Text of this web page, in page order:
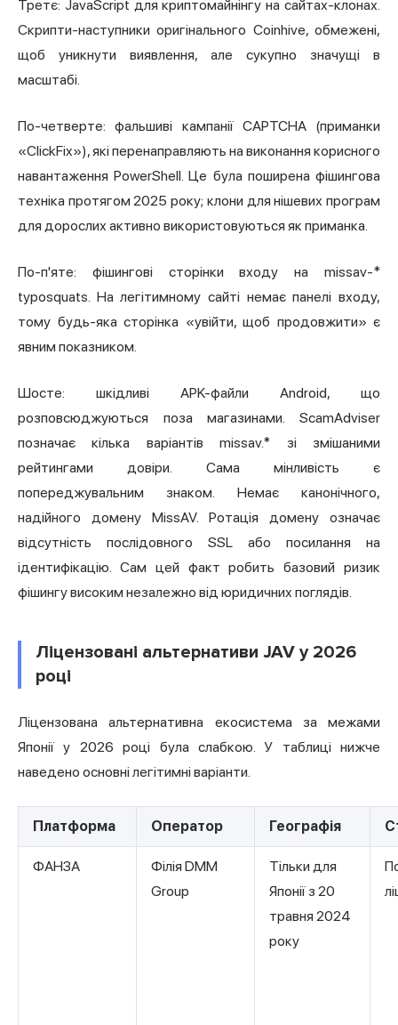
Третє: JavaScript для криптомайнінгу на сайтах-клонах.
Скрипти-наступники оригінального Coinhive, обмежені,
щоб уникнути виявлення, але сукупно значущі в
масштабі.
По-четверте: фальшиві кампанії CAPTCHA (приманки
«ClickFix»), які перенаправляють на виконання корисного
навантаження PowerShell. Це була поширена фішингова
техніка протягом 2025 року; клони для нішевих програм
для дорослих активно використовуються як приманка.
По-п'яте: фішингові сторінки входу на missav-*
typosquats. На легітимному сайті немає панелі входу,
тому будь-яка сторінка «увійти, щоб продовжити» є
явним показником.
Шосте: шкідливі APK-файли Android, що
розповсюджуються поза магазинами. ScamAdviser
позначає кілька варіантів missav.* зі змішаними
рейтингами довіри. Сама мінливість є
попереджувальним знаком. Немає канонічного,
надійного домену MissAV. Ротація домену означає
відсутність послідовного SSL або посилання на
ідентифікацію. Сам цей факт робить базовий ризик
фішингу високим незалежно від юридичних поглядів.
Ліцензовані альтернативи JAV у 2026
році
Ліцензована альтернативна екосистема за межами
Японії у 2026 році була слабкою. У таблиці нижче
наведено основні легітимні варіанти.
Платформа Оператор Географія
ФАНЗА
Філія DMM
Group
Тільки для
Японії з 20
травня 2024
року